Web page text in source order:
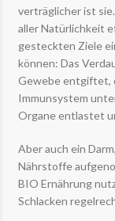
verträglicher ist
aller Natürlichkeit
gesteckten Ziele
können: Das
Gewebe entgiftet,
Immunsystem
Organe entlastet
Aber auch ein
Nährstoffe
BIO Ernährung
Schlacken